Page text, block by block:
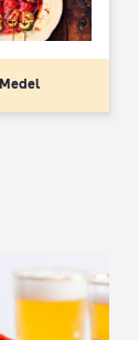
Medel